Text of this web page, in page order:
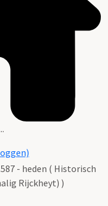
- heden ( Historisch
Rijckheyt) )